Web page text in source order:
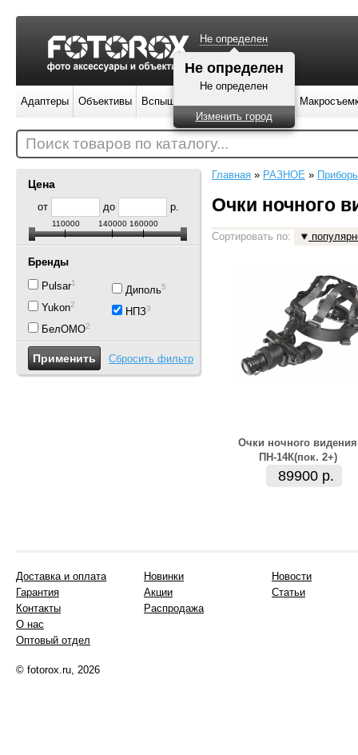
Цена
от до р.
110000 140000 160000
Бренды
Pulsar1
Yukon2
БелОМО2
Диполь5
НПЗ3
Сбросить фильтр
Главная » РАЗНОЕ »
Очки ночного
Сортировать по:
Очки ночного видения
ПН-14К(пок. 2+)
89900 р.
Не определен
Не определен
Не определен
Изменить город
Адаптеры Объективы Вспышки
Поиск товаров по каталогу...
Доставка и оплата
Гарантия
Контакты
О нас
Оптовый отдел
Новинки
Акции
Распродажа
Новости
Статьи
© fotorox.ru, 2026